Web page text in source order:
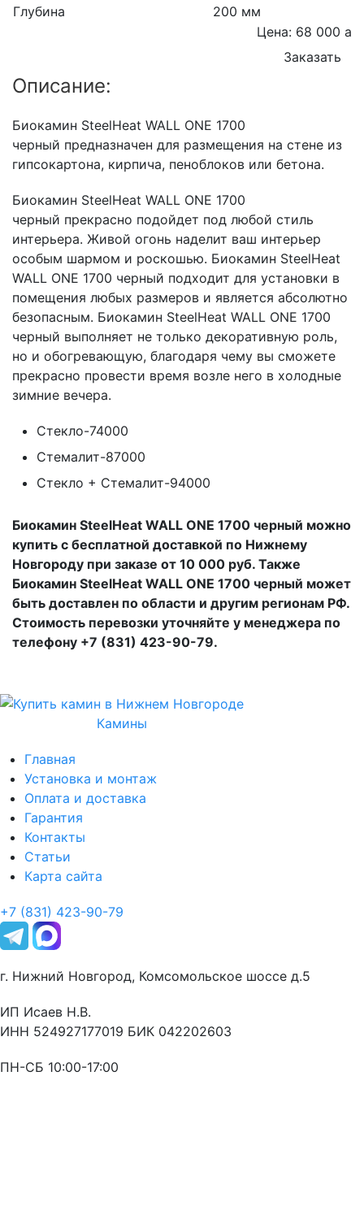
Глубина
200 мм
Цена: 68 000 a
Заказать
Описание:
Биокамин SteelHeat WALL ONE 1700
черный предназначен для размещения на стене из
гипсокартона, кирпича, пеноблоков или бетона.
Биокамин SteelHeat WALL ONE 1700
черный прекрасно подойдет под любой стиль
интерьера. Живой огонь наделит ваш интерьер
особым шармом и роскошью. Биокамин SteelHeat
WALL ONE 1700 черный подходит для установки в
помещения любых размеров и является абсолютно
безопасным. Биокамин SteelHeat WALL ONE 1700
черный выполняет не только декоративную роль,
но и обогревающую, благодаря чему вы сможете
прекрасно провести время возле него в холодные
зимние вечера.
Стекло-74000
Стемалит-87000
Стекло + Стемалит-94000
Биокамин SteelHeat WALL ONE 1700 черный можно
купить с бесплатной доставкой по Нижнему
Новгороду при заказе от 10 000 руб. Также
Биокамин SteelHeat WALL ONE 1700 черный может
быть доставлен по области и другим регионам РФ.
Стоимость перевозки уточняйте у менеджера по
телефону +7 (831) 423-90-79.
Камины
Главная
Установка и монтаж
Оплата и доставка
Гарантия
Контакты
Статьи
Карта сайта
+7 (831) 423-90-79
г. Нижний Новгород, Комсомольское шоссе д.5
ИП Исаев Н.В.
ИНН 524927177019 БИК 042202603
ПН-СБ 10:00-17:00